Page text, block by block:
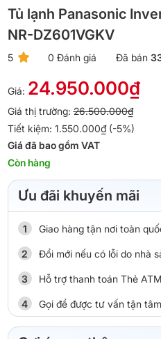
Tủ lạnh Panasonic
NR-DZ601VGKV
5 0 Đánh giá Đã bán
Giá: 24.950.000₫
Giá thị trường:26.500.000₫
Tiết kiệm: 1.550.000₫ (-5%)
Giá đã bao gồm VAT
Còn hàng
Ưu đãi khuyến mãi
Giao hàng tận nơi toàn
Đổi mới nếu có lỗi do nhà
Hỗ trợ thanh toán Thẻ
Gọi để được tư vấn tận